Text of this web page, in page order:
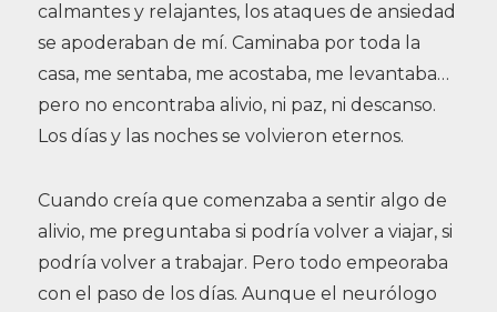
calmantes y relajantes, los ataques de ansiedad
se apoderaban de mí. Caminaba por toda la
casa, me sentaba, me acostaba, me levantaba…
pero no encontraba alivio, ni paz, ni descanso.
Los días y las noches se volvieron eternos.
Cuando creía que comenzaba a sentir algo de
alivio, me preguntaba si podría volver a viajar, si
podría volver a trabajar. Pero todo empeoraba
con el paso de los días. Aunque el neurólogo